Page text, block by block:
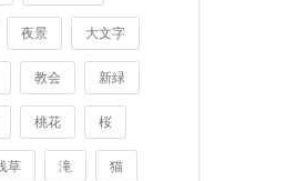
夜景 大文字
教会 新緑
桃花 桜
草 滝 猫